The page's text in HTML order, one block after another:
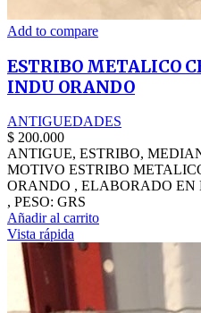
Add to compare
ESTRIBO METALICO
INDU ORANDO
ANTIGUEDADES
$ 200.000
ANTIGUE, ESTRIBO,
MOTIVO ESTRIBO
ORANDO , ELABORADO EN
, PESO: GRS
Añadir al carrito
Vista rápida